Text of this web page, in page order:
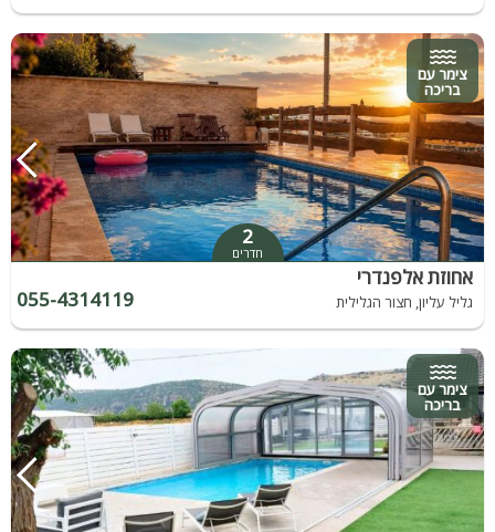
צימר עם
בריכה
2
חדרים
אחוזת אלפנדרי
גליל עליון, חצור הגלילית 055-4314119
צימר עם
בריכה